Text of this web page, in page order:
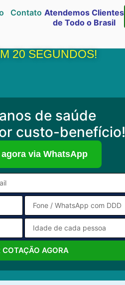
Contato Atendemos Clientes
de Todo o Brasil
20 SEGUNDOS!
de saúde
custo-benefício!
via WhatsApp
COTAÇÃO AGORA